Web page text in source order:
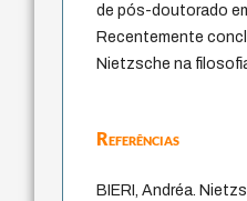
de pós-doutorado
Recentemente
Nietzsche na
Referências
BIERI, Andréa.